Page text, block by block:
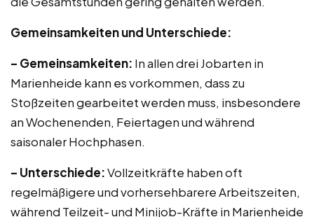
Gemeinsamkeiten und Unterschiede:
– Gemeinsamkeiten: In allen drei Jobarten in
Marienheide kann es vorkommen, dass zu
Stoßzeiten gearbeitet werden muss, insbesondere
an Wochenenden, Feiertagen und während
saisonaler Hochphasen.
– Unterschiede:Vollzeitkräfte haben oft
regelmäßigere und vorhersehbarere Arbeitszeiten,
während Teilzeit- und Minijob-Kräfte in Marienheide